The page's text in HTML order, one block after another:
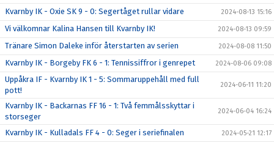
Kvarnby IK - Oxie SK 9 - 0: Segertåget rullar vidare 2024-08-13 15:16
Vi välkomnar Kalina Hansen till Kvarnby IK! 2024-08-13 09:59
Tränare Simon Daleke inför återstarten av serien 2024-08-08 11:50
Kvarnby IK - Borgeby FK 6 - 1: Tennissiffror i genrepet 2024-08-06 09:08
Uppåkra IF - Kvarnby IK 1 - 5: Sommaruppehåll med full
pott!
2024-06-11 11:20
Kvarnby IK - Backarnas FF 16 - 1: Två femmålsskyttar i
storseger
2024-06-04 16:24
Kvarnby IK - Kulladals FF 4 - 0: Seger i seriefinalen 2024-05-21 12:17